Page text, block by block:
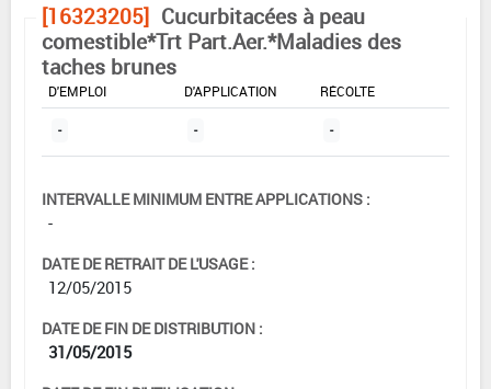
[16323205] Cucurbitacées à peau
comestible*Trt Part.Aer.*Maladies des
taches brunes
DOSE MAX
D'EMPLOI
D'APPLICATION
RÉCOLTE
- - -
INTERVALLE MINIMUM ENTRE APPLICATIONS :
-
DATE DE RETRAIT DE L'USAGE :
12/05/2015
DATE DE FIN DE DISTRIBUTION :
31/05/2015